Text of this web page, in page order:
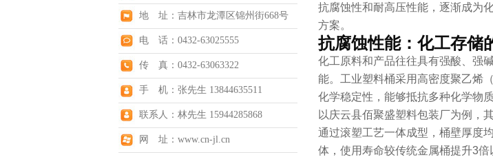
地 址：吉林市龙潭区锦州街668号
电 话：0432-63025555
传 真：0432-63063322
手 机：张先生 13844635511
联系人：林先生 15944285868
网 址：www.cn-jl.cn
抗腐蚀性和耐高压性能，逐渐成为
方案。
抗腐蚀性能：化工存储
化工原料和产品往往具有强酸、强
能。工业塑料桶采用高密度聚乙烯
化学稳定性，能够抵抗多种化学物
以庆云县佰聚盛塑料包装厂为例，
通过滚塑工艺一体成型，桶壁厚度
体，使用寿命较传统金属桶提升3